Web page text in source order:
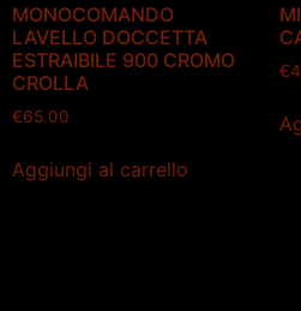
MONOCOMANDO
LAVELLO DOCCETTA
ESTRAIBILE 900 CROMO
CROLLA
€65.00
Aggiungi al carrello
€